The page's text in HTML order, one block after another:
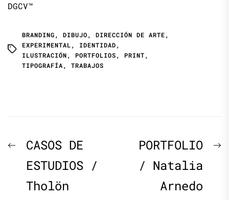
DGCV™
BRANDING, DIBUJO, DIRECCIÓN DE ARTE,
EXPERIMENTAL, IDENTIDAD,
ILUSTRACIÓN, PORTFOLIOS, PRINT,
TIPOGRAFÍA, TRABAJOS
Navegación
de
entradas
Previous
post:
CASOS DE
ESTUDIOS /
Tholön
PORTFOLIO
/ Natalia
Arnedo